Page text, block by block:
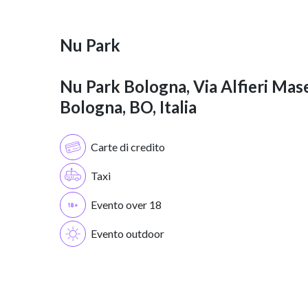
Nu Park
Nu Park Bologna, Via Alfieri
Bologna, BO, Italia
Carte di credito
Taxi
Evento over 18
Evento outdoor